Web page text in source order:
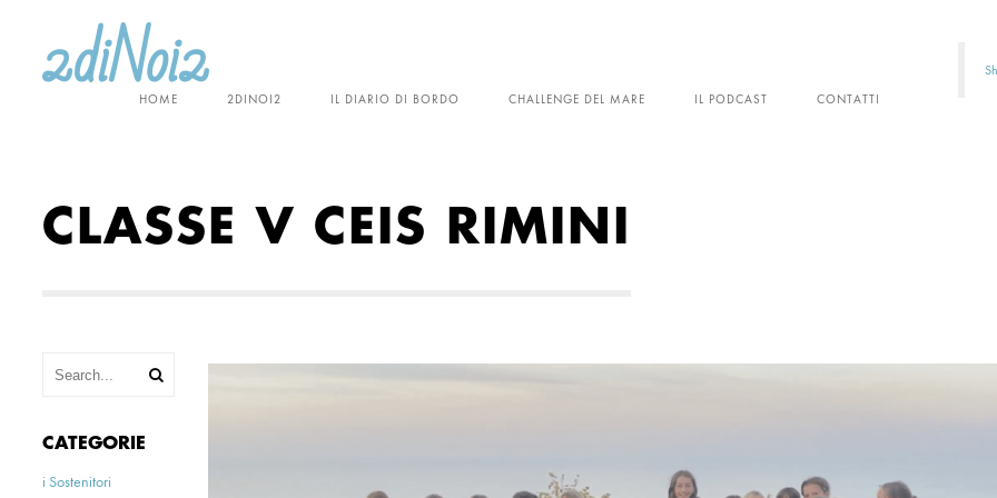
HOME 2DINOI2 IL DIARIO DI BORDO CHALLENGE DEL MARE IL PODCAST CONTATTI
CLASSE V CEIS RIMINI
CATEGORIE
i Sostenitori